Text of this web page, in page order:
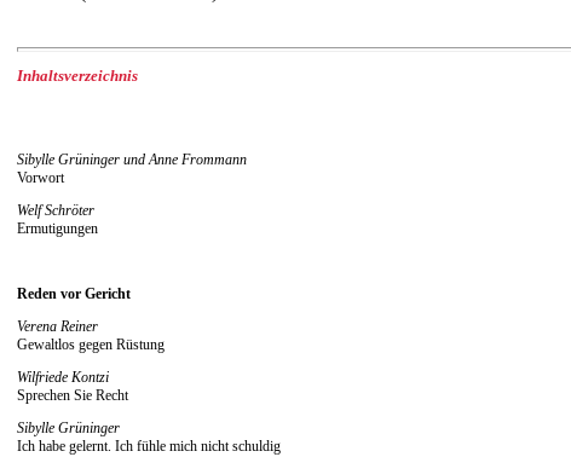
Inhaltsverzeichnis
Sibylle Grüninger und Anne Frommann
Vorwort
Welf Schröter
Ermutigungen
Reden vor Gericht
Verena Reiner
Gewaltlos gegen Rüstung
Wilfriede Kontzi
Sprechen Sie Recht
Sibylle Grüninger
Ich habe gelernt. Ich fühle mich nicht schuldig